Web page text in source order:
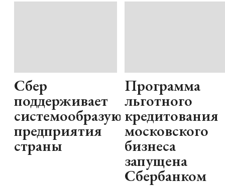
Сбер
поддерживает
системообразующие
предприятия
страны
Программа
льготного
кредитования
московского
бизнеса
запущена
Сбербанком